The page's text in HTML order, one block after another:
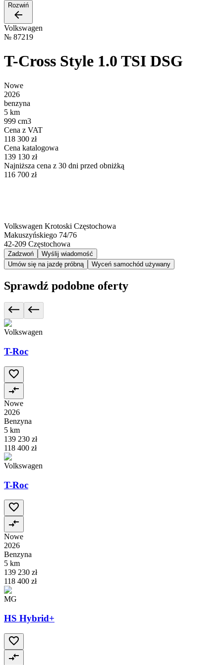
Rozwiń
Volkswagen
№ 87219
T-Cross Style 1.0 TSI DSG
Nowe
2026
benzyna
5 km
999 cm3
Cena z VAT
118 300 zł
Cena katalogowa
139 130 zł
Najniższa cena z 30 dni przed obniżką
116 700 zł
Volkswagen Krotoski Częstochowa
Makuszyńskiego 74/76
42-209 Częstochowa
Zadzwoń
Wyślij wiadomość
Umów się na jazdę próbną
Wyceń samochód używany
Sprawdź podobne oferty
Volkswagen
T-Roc
Nowe
2026
Benzyna
5 km
139 230 zł
118 400 zł
Volkswagen
T-Roc
Nowe
2026
Benzyna
5 km
139 230 zł
118 400 zł
MG
HS Hybrid+